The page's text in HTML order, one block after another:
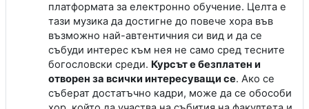
платформата за електронно обучение. Целта е
тази музика да достигне до повече хора във
възможно най-автентичния си вид и да се
събуди интерес към нея не само сред тесните
богословски среди. Курсът е безплатен и
отворен за всички интересуващи се. Ако се
съберат достатъчно кадри, може да се обособи